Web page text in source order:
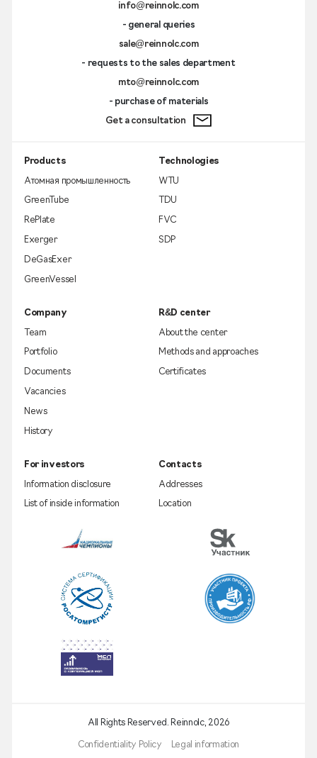
info@reinnolc.com
- general queries
sale@reinnolc.com
- requests to the sales department
mto@reinnolc.com
- purchase of materials
Get a consultation
Products
Атомная промышленность
GreenTube
RePlate
Exerger
DeGasExer
GreenVessel
Technologies
WTU
TDU
FVC
SDP
Company
Team
Portfolio
Documents
Vacancies
News
History
R&D center
About the center
Methods and approaches
Certificates
For investors
Information disclosure
List of inside information
Contacts
Addresses
Location
All Rights Reserved. Reinnolc, 2026
Confidentiality Policy Legal information